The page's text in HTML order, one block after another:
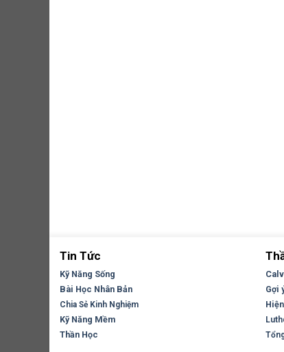
Tin Tức
Kỹ Năng Sống
Bài Học Nhân Bản
Chia Sẻ Kinh Nghiệm
Kỹ Năng Mềm
Thần Học
Gợi